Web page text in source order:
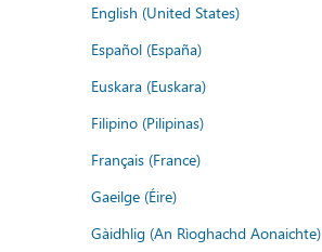
English (United States)
Español (España)
Euskara (Euskara)
Filipino (Pilipinas)
Français (France)
Gaeilge (Éire)
Gàidhlig (An Rìoghachd Aonaichte)